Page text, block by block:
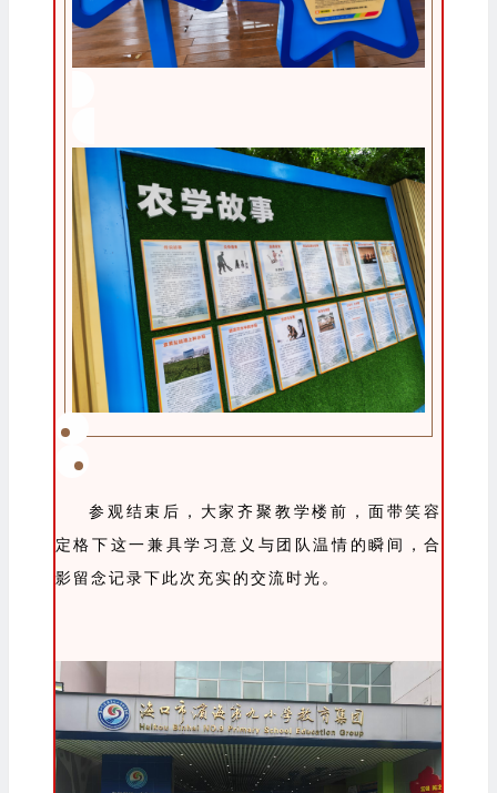
参观结束后，大家齐聚教学楼前，面带笑容
定格下这一兼具学习意义与团队温情的瞬间，合
影留念记录下此次充实的交流时光。